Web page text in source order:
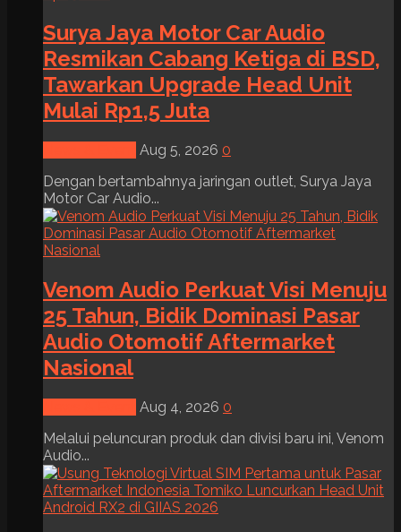
Surya Jaya Motor Car Audio
Resmikan Cabang Ketiga di BSD,
Tawarkan Upgrade Head Unit
Mulai Rp1,5 Juta
Aug 5, 2026 0
Dengan bertambahnya jaringan outlet, Surya Jaya
Motor Car Audio...
Venom Audio Perkuat Visi Menuju
25 Tahun, Bidik Dominasi Pasar
Audio Otomotif Aftermarket
Nasional
Aug 4, 2026 0
Melalui peluncuran produk dan divisi baru ini, Venom
Audio...